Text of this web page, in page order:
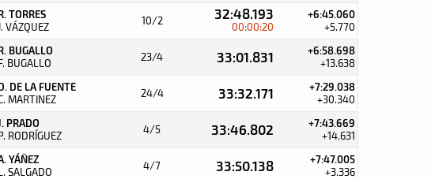
TORRES
VÁZQUEZ 10/2 32:48.193
00:00:20
+6:45.060
+5.770
BUGALLO
BUGALLO 23/4 33:01.831 +6:58.698
+13.638
DE LA FUENTE
MARTINEZ 24/4 33:32.171 +7:29.038
+30.340
PRADO
RODRÍGUEZ 4/5 33:46.802 +7:43.669
+14.631
YÁÑEZ
SALGADO 4/7 33:50.138 +7:47.005
+3.336